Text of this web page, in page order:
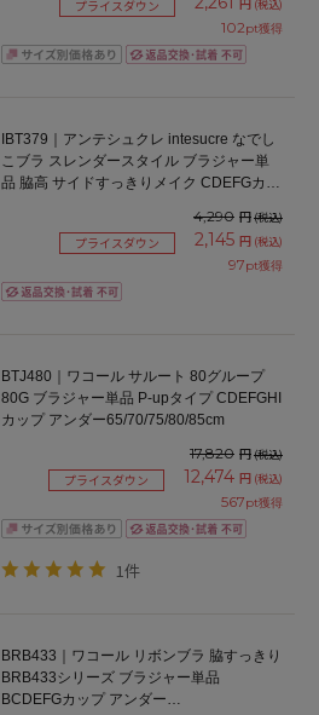
プライスダウン (税込)
102pt獲得
IBT379｜アンテシュクレ intesucre なでし
こブラ スレンダースタイル ブラジャー単
品 脇高 サイドすっきりメイク CDEFGカッ
4,290 円(税込)
プライスダウン 2,145 円 (税込)
97pt獲得
BTJ480｜ワコール サルート 80グループ
80G ブラジャー単品 P-upタイプ CDEFGHI
カップ アンダー65/70/75/80/85cm
17,820 円(税込)
プライスダウン 12,474 円 (税込)
567pt獲得
1件
BRB433｜ワコール リボンブラ 脇すっきり
BRB433シリーズ ブラジャー単品
BCDEFGカップ アンダー